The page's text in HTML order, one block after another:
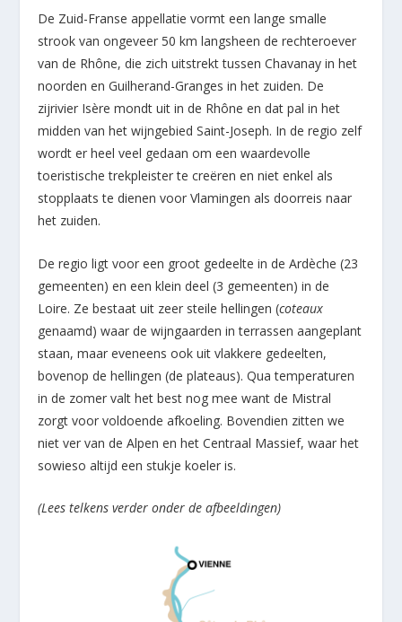
De Zuid-Franse appellatie vormt een lange smalle
strook van ongeveer 50 km langsheen de rechteroever
van de Rhône, die zich uitstrekt tussen Chavanay in het
noorden en Guilherand-Granges in het zuiden. De
zijrivier Isère mondt uit in de Rhône en dat pal in het
midden van het wijngebied Saint-Joseph. In de regio zelf
wordt er heel veel gedaan om een waardevolle
toeristische trekpleister te creëren en niet enkel als
stopplaats te dienen voor Vlamingen als doorreis naar
het zuiden.
De regio ligt voor een groot gedeelte in de Ardèche (23
gemeenten) en een klein deel (3 gemeenten) in de
Loire. Ze bestaat uit zeer steile hellingen (coteaux
genaamd) waar de wijngaarden in terrassen aangeplant
staan, maar eveneens ook uit vlakkere gedeelten,
bovenop de hellingen (de plateaus). Qua temperaturen
in de zomer valt het best nog mee want de Mistral
zorgt voor voldoende afkoeling. Bovendien zitten we
niet ver van de Alpen en het Centraal Massief, waar het
sowieso altijd een stukje koeler is.
(Lees telkens verder onder de afbeeldingen)